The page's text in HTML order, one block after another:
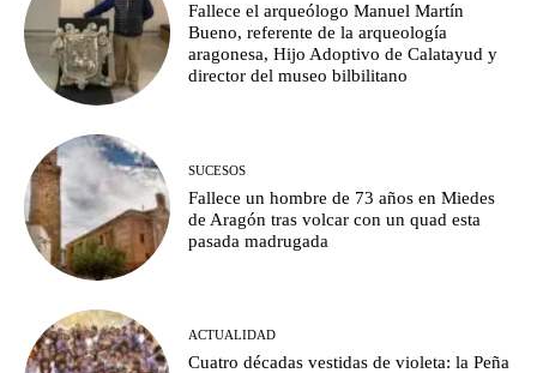
Fallece el arqueólogo Manuel Martín
Bueno, referente de la arqueología
aragonesa, Hijo Adoptivo de Calatayud y
director del museo bilbilitano
SUCESOS
Fallece un hombre de 73 años en Miedes
de Aragón tras volcar con un quad esta
pasada madrugada
ACTUALIDAD
Cuatro décadas vestidas de violeta: la Peña